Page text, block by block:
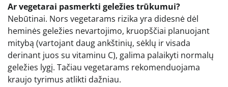
Ar vegetarai pasmerkti geležies trūkumui?
Nebūtinai. Nors vegetarams rizika yra didesnė dėl
heminės geležies nevartojimo, kruopščiai planuojant
mitybą (vartojant daug ankštinių, sėklų ir visada
derinant juos su vitaminu C), galima palaikyti normalų
geležies lygį. Tačiau vegetarams rekomenduojama
kraujo tyrimus atlikti dažniau.